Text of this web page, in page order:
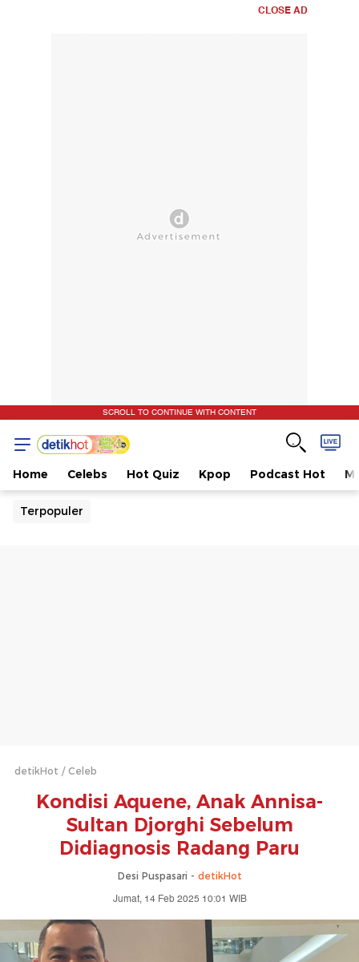
CLOSE AD
SCROLL TO CONTINUE WITH CONTENT
Home Celebs Hot Quiz Kpop Podcast Hot
Terpopuler
detikHot Celeb
Kondisi Aquene, Anak Annisa-
Sultan Djorghi Sebelum
Didiagnosis Radang Paru
Desi Puspasari - detikHot
Jumat, 14 Feb 2025 10:01 WIB